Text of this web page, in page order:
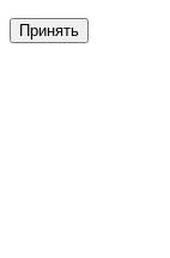
Принять